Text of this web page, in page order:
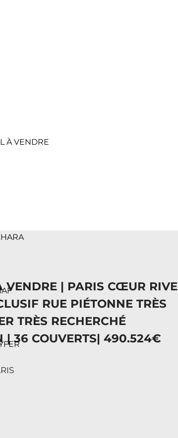
À VENDRE
VENDRE | PARIS CŒUR RIVE
RUE PIÉTONNE TRÈS
TRÈS RECHERCHÉ
| 36 COUVERTS| 490.524€